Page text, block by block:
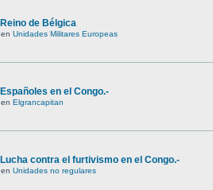
Reino de Bélgica
en Unidades Militares Europeas
Españoles en el Congo.-
en Elgrancapitan
Lucha contra el furtivismo en el Congo.-
en Unidades no regulares